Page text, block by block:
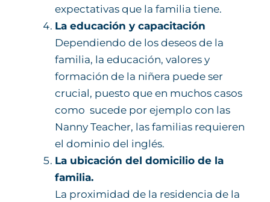
expectativas que la familia tiene.
La educación y capacitación
Dependiendo de los deseos de la
familia, la educación, valores y
formación de la niñera puede ser
crucial, puesto que en muchos casos
como sucede por ejemplo con las
Nanny Teacher, las familias requieren
el dominio del inglés.
La ubicación del domicilio de la
familia.
La proximidad de la residencia de la